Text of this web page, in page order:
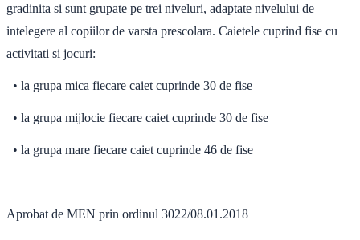
gradinita si sunt grupate pe trei niveluri, adaptate nivelului de
intelegere al copiilor de varsta prescolara. Caietele cuprind fise cu
activitati si jocuri:
• la grupa mica fiecare caiet cuprinde 30 de fise
• la grupa mijlocie fiecare caiet cuprinde 30 de fise
• la grupa mare fiecare caiet cuprinde 46 de fise
Aprobat de MEN prin ordinul 3022/08.01.2018